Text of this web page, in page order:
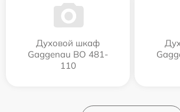
Духовой шкаф
Gaggenau BO 481-
110